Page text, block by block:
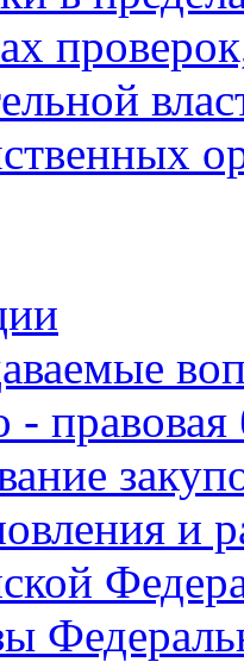
правовая
и